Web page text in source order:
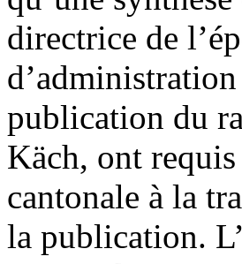
directrice de
publication du
Käch, ont
cantonale à la
la publication.